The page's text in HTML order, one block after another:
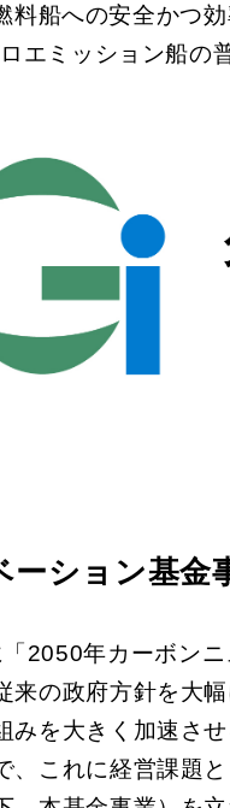
料船への安全かつ
エミッション船の
ーション基金
2050年カーボン
来の政府方針を大
みを大きく加速さ
、これに経営課題